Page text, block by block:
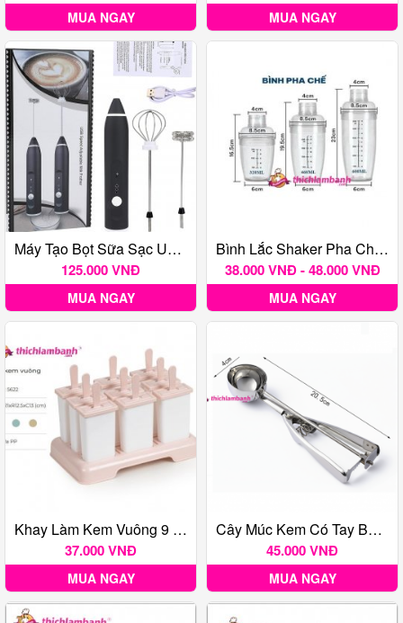
MUA NGAY MUA NGAY
Máy Tạo Bọt Sữa Sạc Usb 2 Loại Đầu Khuấy Cafe Và Đánh Trứng
125.000 VNĐ
MUA NGAY
Bình Lắc Shaker Pha Chế Nhựa Chia Vạch Đen Việt Nhật
38.000 VNĐ - 48.000 VNĐ
MUA NGAY
Khay Làm Kem Vuông 9 5622
37.000 VNĐ
MUA NGAY
Cây Múc Kem Có Tay Bóp 4cm
45.000 VNĐ
MUA NGAY